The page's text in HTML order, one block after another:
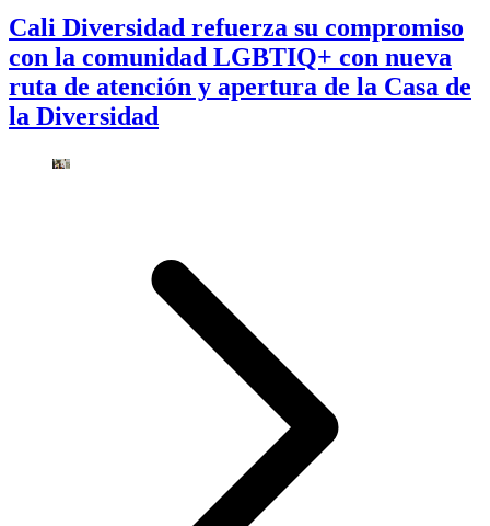
Cali Diversidad refuerza su compromiso
con la comunidad LGBTIQ+ con nueva
ruta de atención y apertura de la Casa de
la Diversidad